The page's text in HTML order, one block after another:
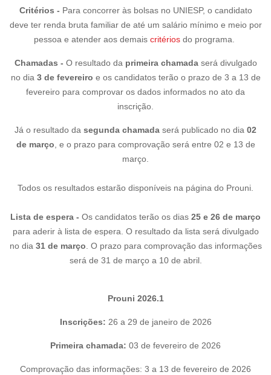
Critérios - Para concorrer às bolsas no UNIESP, o candidato
deve ter renda bruta familiar de até um salário mínimo e meio por
pessoa e atender aos demais critérios do programa.
Chamadas - O resultado da primeira chamadaserá divulgado
no dia 3 de fevereiro e os candidatos terão o prazo de 3 a 13 de
fevereiro para comprovar os dados informados no ato da
inscrição.
Já o resultado da segunda chamada será publicado no dia 02
de março , e o prazo para comprovação será entre 02 e 13 de
março.
Todos os resultados estarão disponíveis na página do Prouni.
Lista de espera - Os candidatos terão os dias 25 e 26 de março
para aderir à lista de espera. O resultado da lista será divulgado
no dia 31 de março . O prazo para comprovação das informações
será de 31 de março a 10 de abril.
Prouni 2026.1
Inscrições: 26 a 29 de janeiro de 2026
Primeira chamada: 03 de fevereiro de 2026
Comprovação das informações: 3 a 13 de fevereiro de 2026